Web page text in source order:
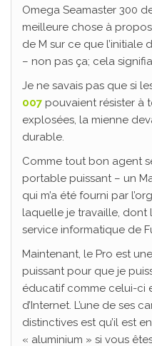
Omega Seamaster 300
meilleure chose à
de M sur ce que
– non pas ça; cela
Je ne savais pas que si
007 pouvaient résister à
explosées, la mienne
durable.
Comme tout bon agent
portable puissant – un
qui m’a été fourni par
laquelle je travaille,
service informatique de
Maintenant, le Pro est
puissant pour que je
éducatif comme celui-ci
d’Internet. L’une de ses
distinctives est qu’il est
« aluminium » si vous